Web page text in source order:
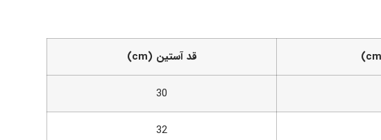
قد آستین (cm)
30
32